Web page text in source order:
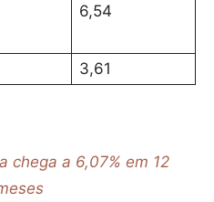
6,54
3,61
chega a 6,07% em 12